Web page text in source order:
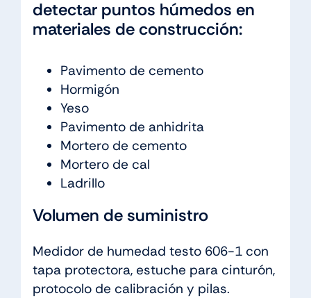
detectar puntos húmedos en
materiales de construcción:
Pavimento de cemento
Hormigón
Yeso
Pavimento de anhidrita
Mortero de cemento
Mortero de cal
Ladrillo
Volumen de suministro
Medidor de humedad testo 606-1 con
tapa protectora, estuche para cinturón,
protocolo de calibración y pilas.